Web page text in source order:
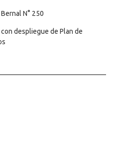
N° 250
despliegue de Plan de